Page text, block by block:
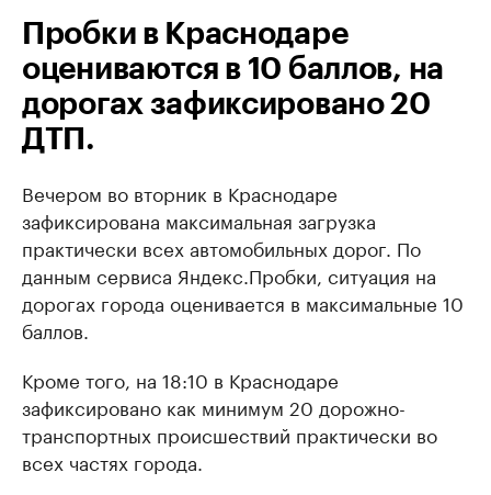
Пробки в Краснодаре
оцениваются в 10 баллов, на
дорогах зафиксировано 20
ДТП.
Вечером во вторник в Краснодаре
зафиксирована максимальная загрузка
практически всех автомобильных дорог. По
данным сервиса Яндекс.Пробки, ситуация на
дорогах города оценивается в максимальные 10
баллов.
Кроме того, на 18:10 в Краснодаре
зафиксировано как минимум 20 дорожно-
транспортных происшествий практически во
всех частях города.